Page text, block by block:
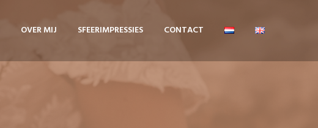
OVER MIJ SFEERIMPRESSIES CONTACT